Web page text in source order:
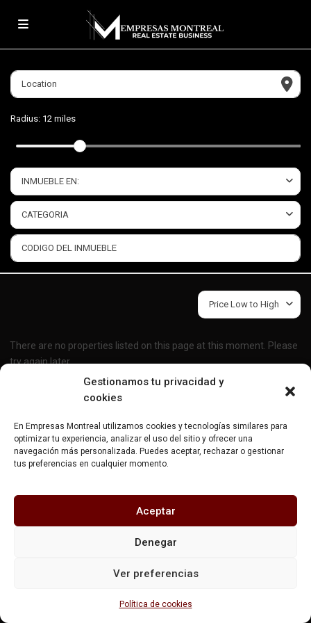
Gestionamos tu privacidad y
cookies
En Empresas Montreal utilizamos cookies y tecnologías similares para
optimizar tu experiencia, analizar el uso del sitio y ofrecer una
navegación más personalizada. Puedes aceptar, rechazar o gestionar
tus preferencias en cualquier momento.
Aceptar
Denegar
Ver preferencias
Política de cookies
Radius: 12 miles
INMUEBLE EN:
CATEGORIA
Price Low to High
There are no properties listed on this page at this moment. Please
try again later.